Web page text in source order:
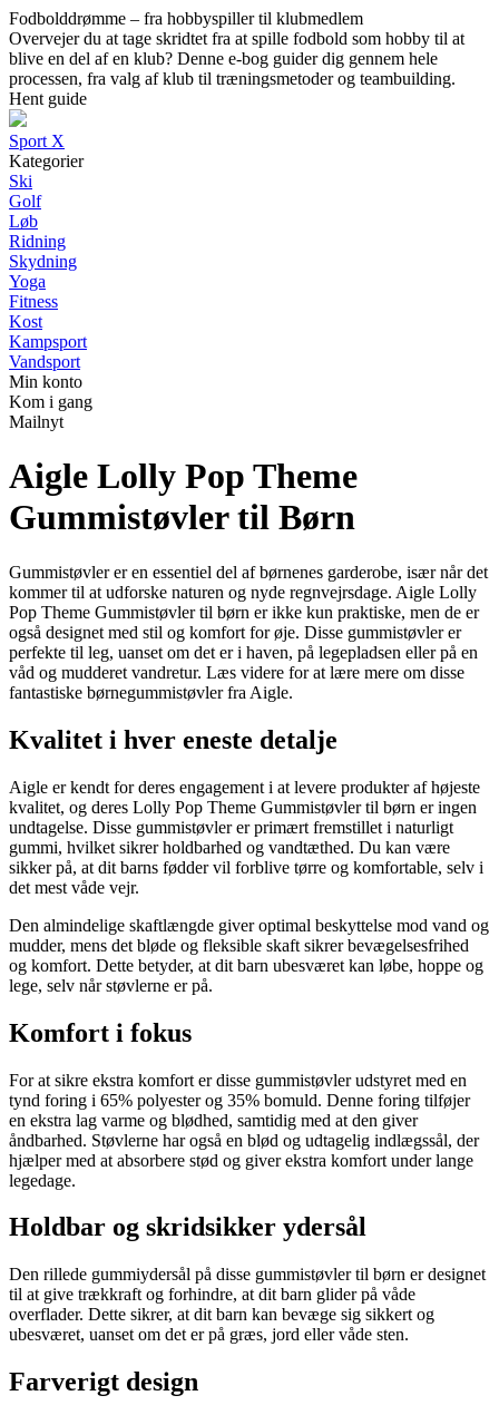
Fodbolddrømme – fra hobbyspiller til klubmedlem
Overvejer du at tage skridtet fra at spille fodbold som hobby til at
blive en del af en klub? Denne e-bog guider dig gennem hele
processen, fra valg af klub til træningsmetoder og teambuilding.
Hent guide
Sport X
Kategorier
Ski
Golf
Løb
Ridning
Skydning
Yoga
Fitness
Kost
Kampsport
Vandsport
Min konto
Kom i gang
Mailnyt
Aigle Lolly Pop Theme
Gummistøvler til Børn
Gummistøvler er en essentiel del af børnenes garderobe, især når det
kommer til at udforske naturen og nyde regnvejrsdage. Aigle Lolly
Pop Theme Gummistøvler til børn er ikke kun praktiske, men de er
også designet med stil og komfort for øje. Disse gummistøvler er
perfekte til leg, uanset om det er i haven, på legepladsen eller på en
våd og mudderet vandretur. Læs videre for at lære mere om disse
fantastiske børnegummistøvler fra Aigle.
Kvalitet i hver eneste detalje
Aigle er kendt for deres engagement i at levere produkter af højeste
kvalitet, og deres Lolly Pop Theme Gummistøvler til børn er ingen
undtagelse. Disse gummistøvler er primært fremstillet i naturligt
gummi, hvilket sikrer holdbarhed og vandtæthed. Du kan være
sikker på, at dit barns fødder vil forblive tørre og komfortable, selv i
det mest våde vejr.
Den almindelige skaftlængde giver optimal beskyttelse mod vand og
mudder, mens det bløde og fleksible skaft sikrer bevægelsesfrihed
og komfort. Dette betyder, at dit barn ubesværet kan løbe, hoppe og
lege, selv når støvlerne er på.
Komfort i fokus
For at sikre ekstra komfort er disse gummistøvler udstyret med en
tynd foring i 65% polyester og 35% bomuld. Denne foring tilføjer
en ekstra lag varme og blødhed, samtidig med at den giver
åndbarhed. Støvlerne har også en blød og udtagelig indlægssål, der
hjælper med at absorbere stød og giver ekstra komfort under lange
legedage.
Holdbar og skridsikker ydersål
Den rillede gummiydersål på disse gummistøvler til børn er designet
til at give trækkraft og forhindre, at dit barn glider på våde
overflader. Dette sikrer, at dit barn kan bevæge sig sikkert og
ubesværet, uanset om det er på græs, jord eller våde sten.
Farverigt design